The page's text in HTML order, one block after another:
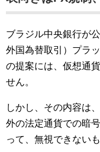
ブラジル中央銀行が
外国為替取引）プラ
の提案には、仮想通
せん。
しかし、その内容は
外の法定通貨での暗
って、無視できない